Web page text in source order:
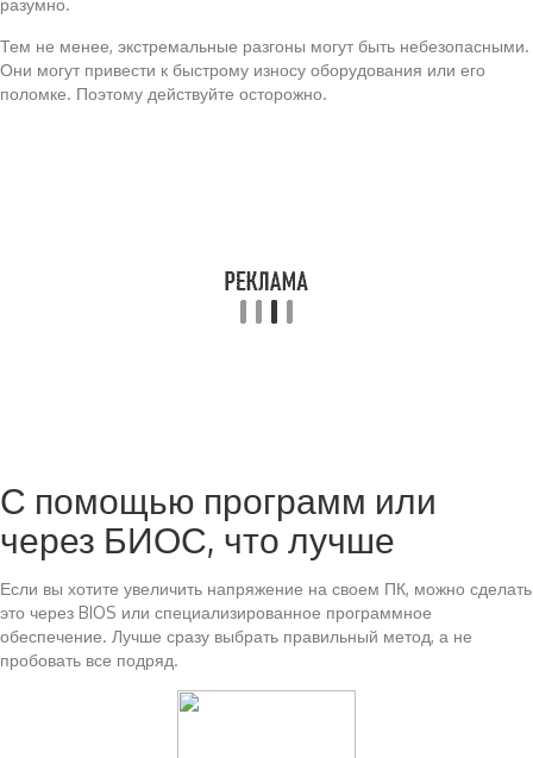
разумно.
Тем не менее, экстремальные разгоны могут быть небезопасными.
Они могут привести к быстрому износу оборудования или его
поломке. Поэтому действуйте осторожно.
С помощью программ или
через БИОС, что лучше
Если вы хотите увеличить напряжение на своем ПК, можно сделать
это через BIOS или специализированное программное
обеспечение. Лучше сразу выбрать правильный метод, а не
пробовать все подряд.